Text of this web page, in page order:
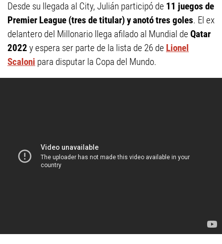
Desde su llegada al City, Julián participó de 11 juegos de
Premier League (tres de titular) y anotó tres goles. El ex
delantero del Millonario llega afilado al Mundial de Qatar
2022 y espera ser parte de la lista de 26 de Lionel
Scaloni para disputar la Copa del Mundo.